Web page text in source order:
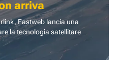
arriva
Fastweb lancia una
la tecnologia satellitare